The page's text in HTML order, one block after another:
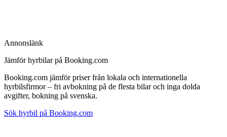
Annonslänk
Jämför hyrbilar på Booking.com
Booking.com jämför priser från lokala och internationella
hyrbilsfirmor – fri avbokning på de flesta bilar och inga dolda
avgifter, bokning på svenska.
Sök hyrbil på Booking.com